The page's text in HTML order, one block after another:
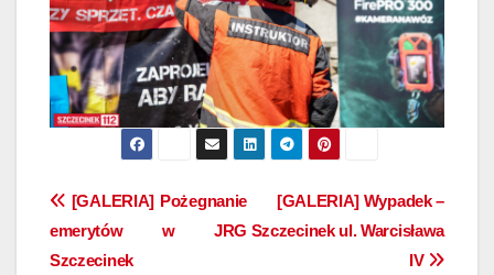
Nawigacja
wpisu
[GALERIA] Wypadek –
Szczecinek ul. Warcisława
IV
[GALERIA] Pożegnanie
emerytów w JRG
Szczecinek